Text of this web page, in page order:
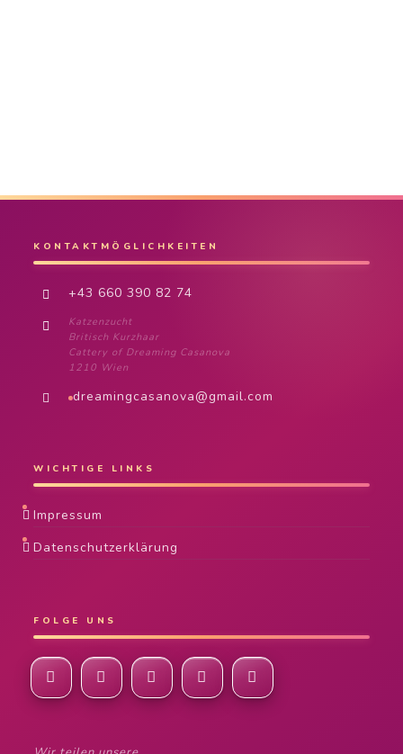
KONTAKTMÖGLICHKEITEN
+43 660 390 82 74
Katzenzucht
Britisch Kurzhaar
Cattery of Dreaming Casanova
1210 Wien
dreamingcasanova@gmail.com
WICHTIGE LINKS
Impressum
Datenschutzerklärung
FOLGE UNS